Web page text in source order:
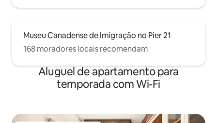
Museu Canadense de Imigração no Pier 21
168 moradores locais recomendam
Aluguel de apartamento para
temporada com Wi-Fi